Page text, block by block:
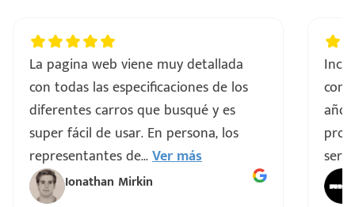
La pagina web viene muy detallada
con todas las especificaciones de los
diferentes carros que busqué y es
super fácil de usar. En persona, los
representantes de...Ver más
Ionathan Mirkin